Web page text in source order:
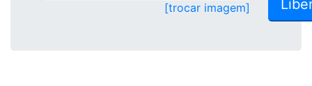
[trocar imagem]